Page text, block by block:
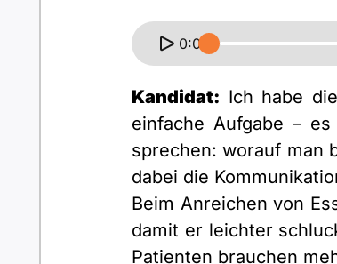
0:00
Kandidat: Ich habe
einfache Aufgabe –
sprechen: worauf man
dabei die
Beim Anreichen von
damit er leichter
Patienten brauchen